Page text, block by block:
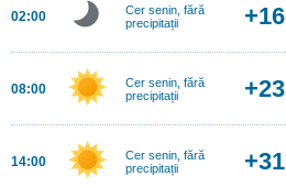
02:00
Cer senin, fără
precipitații
08:00
Cer senin, fără
precipitații
14:00
Cer senin, fără
precipitații